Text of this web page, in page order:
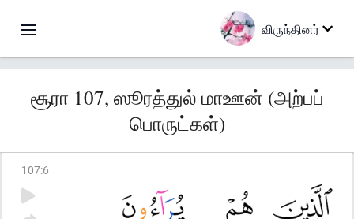
விருந்தினர்
சூரா 107, ஸூரத்துல் மாஊன் (அற்பப்
பொருட்கள்)
107:6